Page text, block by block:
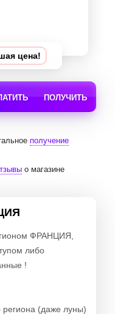
цена!
ПОЛУЧИТЬ
получение
о магазине
ФРАНЦИЯ,
либо
!
региона (даже луны)